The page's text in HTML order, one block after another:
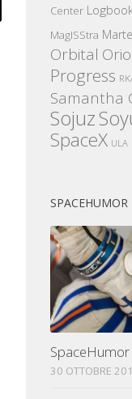
Center
MagISStra Marte
Orbital
Progress
Samantha
Sojuz
SpaceX ULA
SPACEHUMOR
30 OTTOBRE